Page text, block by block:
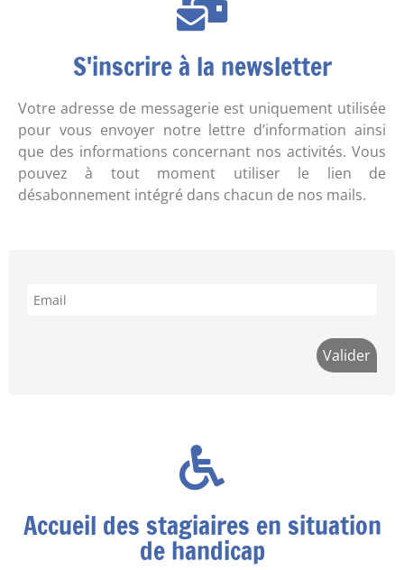
S'inscrire à la newsletter
Votre adresse de messagerie est uniquement utilisée
pour vous envoyer notre lettre d’information ainsi
que des informations concernant nos activités. Vous
pouvez à tout moment utiliser le lien de
désabonnement intégré dans chacun de nos mails.
Accueil des stagiaires en situation
de handicap